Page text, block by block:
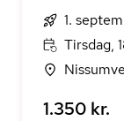
1.
Tirsdag,
1.350 kr.